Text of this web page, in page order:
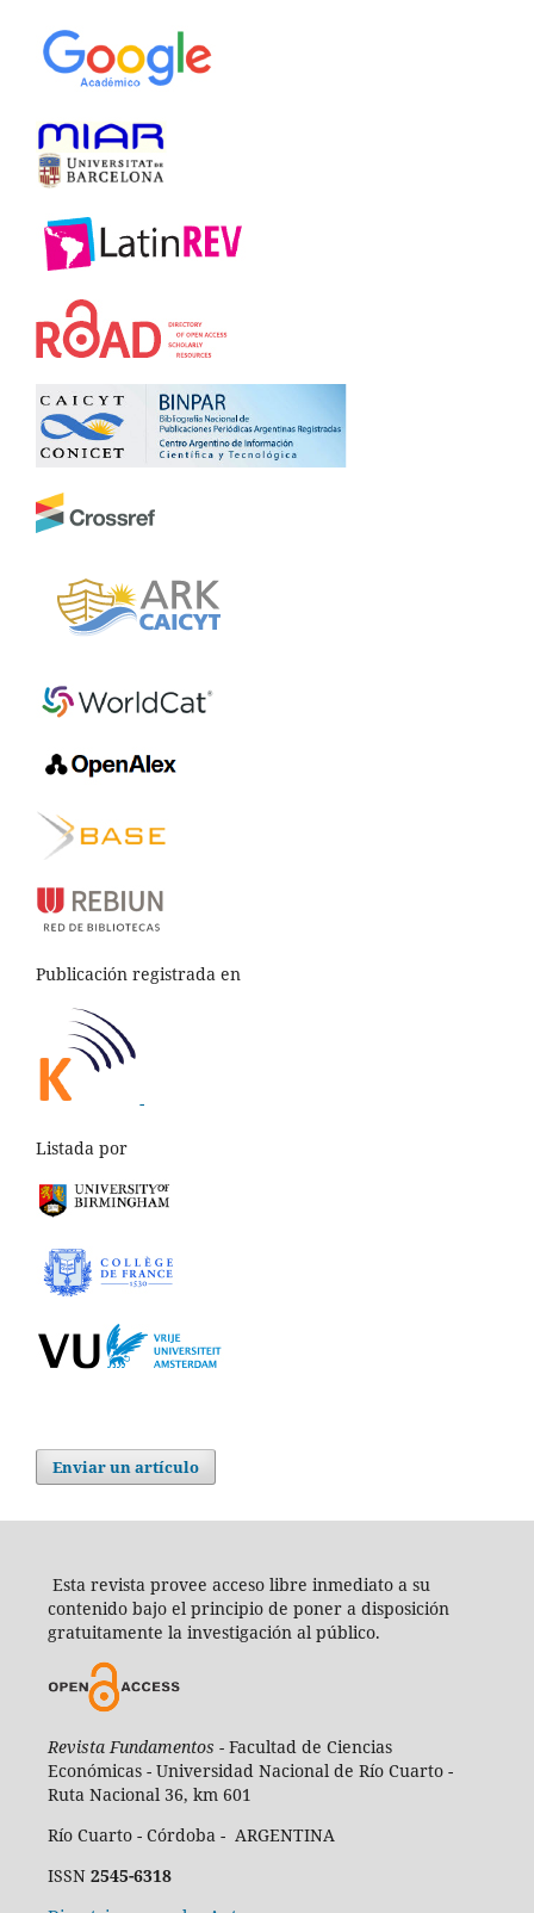
Publicación registrada en
-
Listada por
Enviar un artículo
Esta revista provee acceso libre inmediato a su
contenido bajo el principio de poner a disposición
gratuitamente la investigación al público.
Revista Fundamentos -Facultad de Ciencias
Económicas - Universidad Nacional de Río Cuarto -
Ruta Nacional 36, km 601
Río Cuarto - Córdoba - ARGENTINA
ISSN 2545-6318